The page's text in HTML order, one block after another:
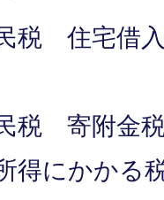
税 住宅借
税 寄附金
得にかかる